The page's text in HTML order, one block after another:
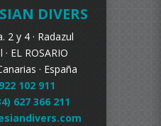
DIVERS
2 y 4 · Radazul
EL ROSARIO
· España
102 911
627 366 211